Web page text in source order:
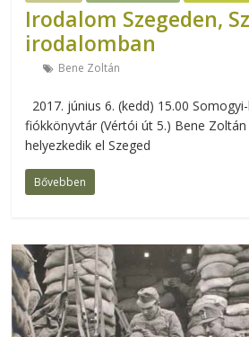
Irodalom Szegeden,
irodalomban
Bene Zoltán
2017. június 6. (kedd) 15.00
fiókkönyvtár (Vértói út 5.) Bene
helyezkedik el Szeged
Bővebben